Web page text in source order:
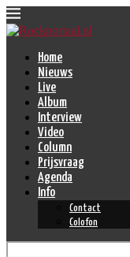
Home
Nieuws
Live
Album
Interview
Video
Column
Prijsvraag
Agenda
Info
Contact
Colofon